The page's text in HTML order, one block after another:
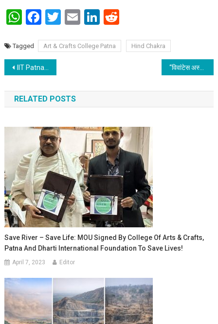
WhatsApp
Facebook
Twitter
EmailLinkedIn
Reddit
Tagged Art & Crafts College Patna Hind Chakra
Post navigation
IIT Patna set to organize its 7th edition sports fest “Embrace the Entropy” from 10th Nov 2022 “विवांटेस अस्पताल एवं रिसर्च इंस्टीच्युट” ने बचाया नाजिया खातून की जान
RELATED POSTS
Save River – Save Life: MOU Signed By College Of Arts & Crafts,
Patna And Dharti International Foundation To Save Lives!
April 7, 2023 Editor